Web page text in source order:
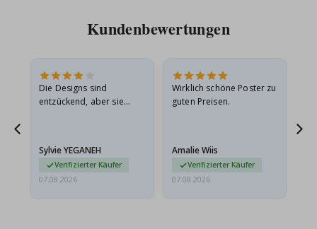
Kundenbewertungen
Die Designs sind
entzückend, aber sie
sie…
Sylvie YEGANEH
Verifizierter Käufer
07.08.2026
Wirklich schöne Poster zu
guten Preisen.
Amalie Wiis
Verifizierter Käufer
07.08.2026